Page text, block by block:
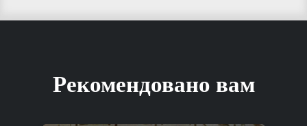
Рекомендовано вам